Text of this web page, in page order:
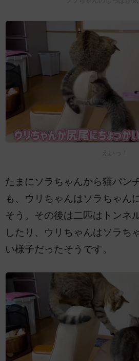
えいっ！
たまにソラちゃんから猫パン
も、ウリちゃんはソラちゃん
そう。その後は二匹はトンネ
したり、ウリちゃんはソラち
い様子だったそうです。